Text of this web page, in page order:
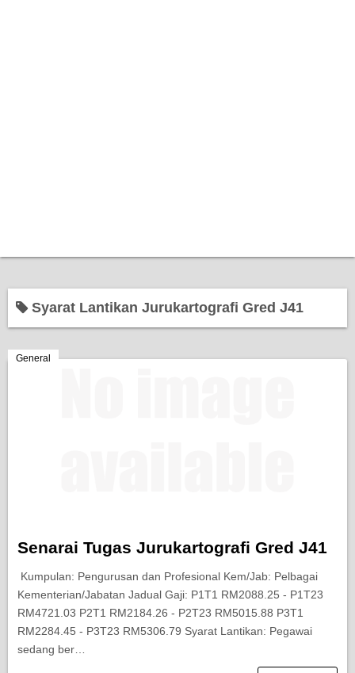
Bantuan Kerajaan
Berita Semasa
Syarat Lantikan Jurukartografi Gred J41
General
Senarai Tugas Jurukartografi Gred J41
Kumpulan: Pengurusan dan Profesional Kem/Jab: Pelbagai
Kementerian/Jabatan Jadual Gaji: P1T1 RM2088.25 - P1T23
RM4721.03 P2T1 RM2184.26 - P2T23 RM5015.88 P3T1
RM2284.45 - P3T23 RM5306.79 Syarat Lantikan: Pegawai
sedang ber…